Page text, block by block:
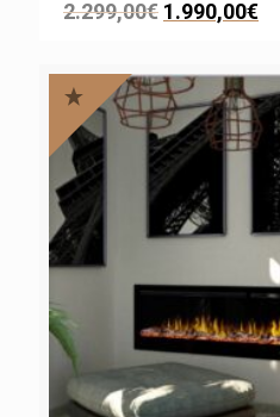
2.299,00€ 1.990,00€